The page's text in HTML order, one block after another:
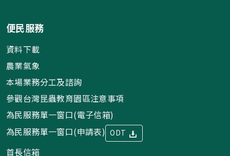
便民服務
資料下載
農業氣象
本場業務分工及諮詢
參觀台灣昆蟲教育園區注意事項
為民服務單一窗口(電子信箱)
為民服務單一窗口(申請表) ODT
首長信箱